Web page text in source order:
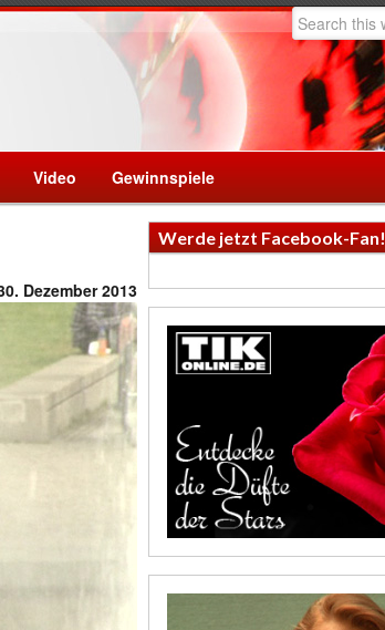
Video Gewinnspiele
Dezember 2013
Werde jetzt Facebook-Fan!